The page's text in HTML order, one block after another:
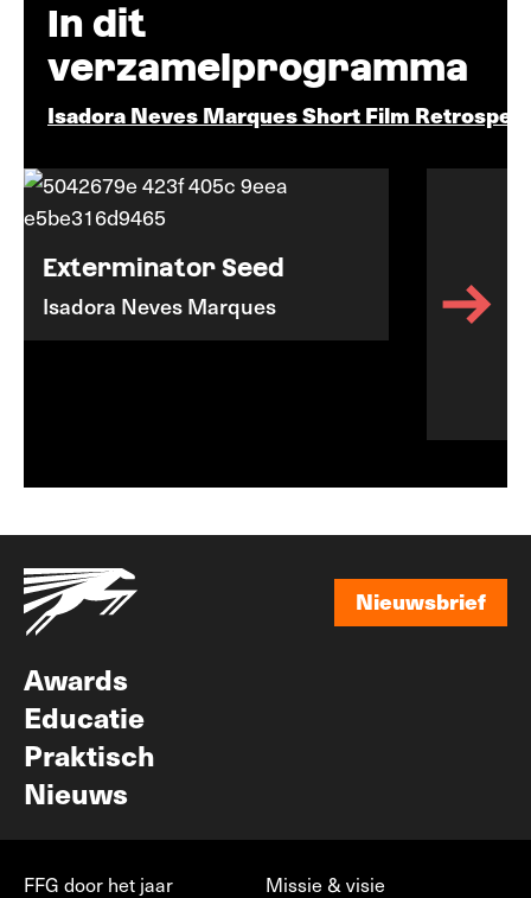
In dit
verzamelprogramma
Isadora Neves Marques Short Film
Exterminator Seed
Isadora Neves Marques
Nieuwsbrief
Awards
Educatie
Praktisch
Nieuws
FFG door het jaar Missie & visie